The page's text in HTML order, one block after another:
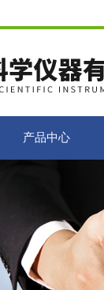
产品中心